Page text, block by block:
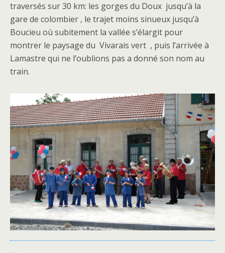
traversés sur 30 km: les gorges du Doux jusqu’à la
gare de colombier , le trajet moins sinueux jusqu’à
Boucieu où subitement la vallée s’élargit pour
montrer le paysage du Vivarais vert , puis l’arrivée à
Lamastre qui ne l’oublions pas a donné son nom au
train.